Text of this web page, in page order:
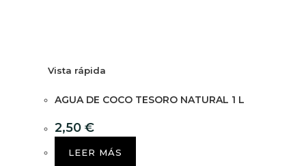
Vista rápida
AGUA DE COCO TESORO NATURAL 1 L
2,50 €
LEER MÁS